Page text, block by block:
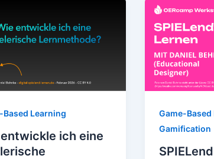
Based Learning
ich eine
Game-
Gamification